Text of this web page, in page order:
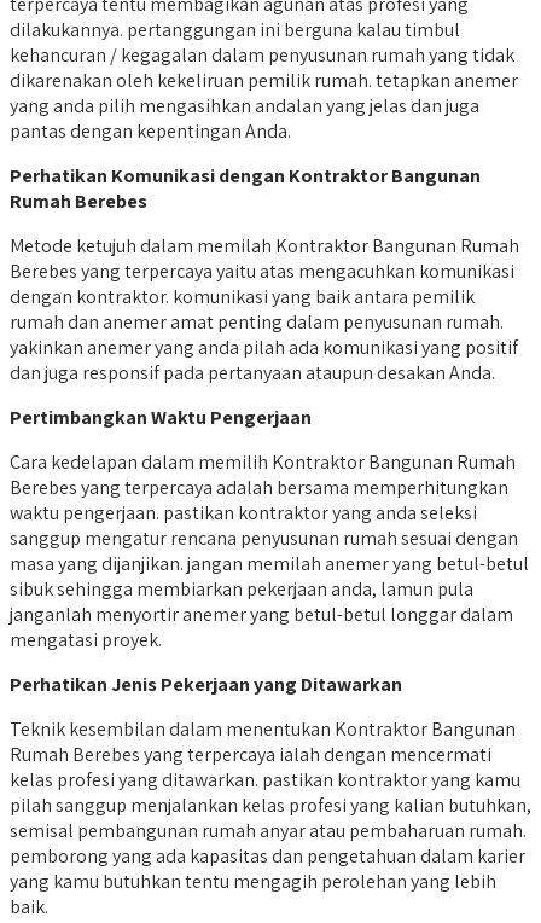
dilakukannya. pertanggungan ini berguna kalau timbul
kehancuran / kegagalan dalam penyusunan rumah yang tidak
dikarenakan oleh kekeliruan pemilik rumah. tetapkan anemer
yang anda pilih mengasihkan andalan yang jelas dan juga
pantas dengan kepentingan Anda.
Perhatikan Komunikasi dengan Kontraktor Bangunan
Rumah Berebes
Metode ketujuh dalam memilah Kontraktor Bangunan Rumah
Berebes yang terpercaya yaitu atas mengacuhkan komunikasi
dengan kontraktor. komunikasi yang baik antara pemilik
rumah dan anemer amat penting dalam penyusunan rumah.
yakinkan anemer yang anda pilah ada komunikasi yang positif
dan juga responsif pada pertanyaan ataupun desakan Anda.
Pertimbangkan Waktu Pengerjaan
Cara kedelapan dalam memilih Kontraktor Bangunan Rumah
Berebes yang terpercaya adalah bersama memperhitungkan
waktu pengerjaan. pastikan kontraktor yang anda seleksi
sanggup mengatur rencana penyusunan rumah sesuai dengan
masa yang dijanjikan. jangan memilah anemer yang betul-betul
sibuk sehingga membiarkan pekerjaan anda, lamun pula
janganlah menyortir anemer yang betul-betul longgar dalam
mengatasi proyek.
Perhatikan Jenis Pekerjaan yang Ditawarkan
Teknik kesembilan dalam menentukan Kontraktor Bangunan
Rumah Berebes yang terpercaya ialah dengan mencermati
kelas profesi yang ditawarkan. pastikan kontraktor yang kamu
pilah sanggup menjalankan kelas profesi yang kalian butuhkan,
semisal pembangunan rumah anyar atau pembaharuan rumah.
pemborong yang ada kapasitas dan pengetahuan dalam karier
yang kamu butuhkan tentu mengagih perolehan yang lebih
baik.